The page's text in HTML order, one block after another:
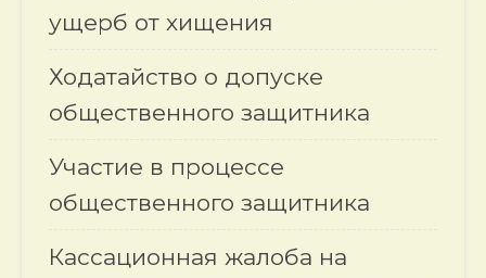
ущерб от хищения
Ходатайство о допуске
общественного защитника
Участие в процессе
общественного защитника
Кассационная жалоба на